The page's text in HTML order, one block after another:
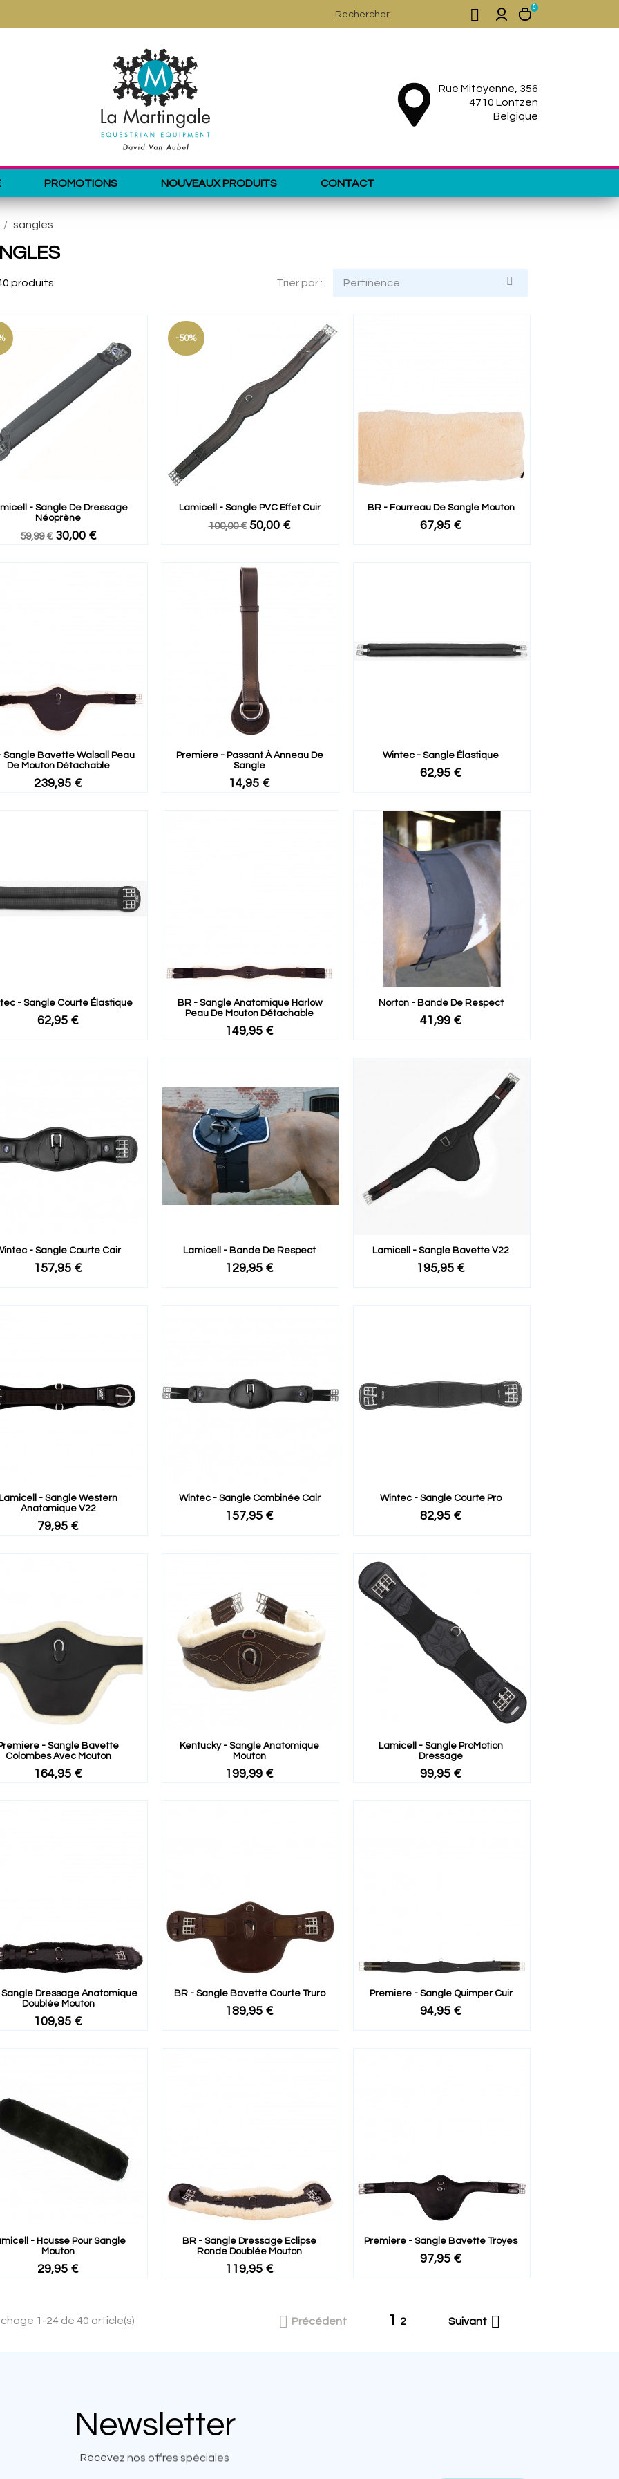
 0
Rue Mitoyenne, 356
4710 Lontzen
Belgique
PROMOTIONS NOUVEAUX PRODUITS CONTACT
sangles
produits. Trier par : Pertinence 
- Sangle De Dressage
Néoprène
59,99 € 30,00 €
Lamicell - Sangle PVC Effet Cuir
100,00 € 50,00 €
-50%
BR - Fourreau De Sangle Mouton
67,95 €
Sangle Bavette Walsall Peau
De Mouton Détachable
239,95 €
Premiere - Passant À Anneau De
Sangle
14,95 €
Wintec - Sangle Élastique
62,95 €
- Sangle Courte Élastique
62,95 €
BR - Sangle Anatomique Harlow
Peau De Mouton Détachable
149,95 €
Norton - Bande De Respect
41,99 €
- Sangle Courte Cair
157,95 €
Lamicell - Bande De Respect
129,95 €
Lamicell - Sangle Bavette V22
195,95 €
- Sangle Western
Anatomique V22
79,95 €
Wintec - Sangle Combinée Cair
157,95 €
Wintec - Sangle Courte Pro
82,95 €
- Sangle Bavette
Colombes Avec Mouton
164,95 €
Kentucky - Sangle Anatomique
Mouton
199,99 €
Lamicell - Sangle ProMotion
Dressage
99,95 €
Sangle Dressage Anatomique
Doublée Mouton
109,95 €
BR - Sangle Bavette Courte Truro
189,95 €
Premiere - Sangle Quimper Cuir
94,95 €
- Housse Pour Sangle
Mouton
29,95 €
BR - Sangle Dressage Eclipse
Ronde Doublée Mouton
119,95 €
Premiere - Sangle Bavette Troyes
97,95 €
1-24 de 40 article(s)  Précédent 1 2 Suivant 
Newsletter
Recevez nos offres spéciales